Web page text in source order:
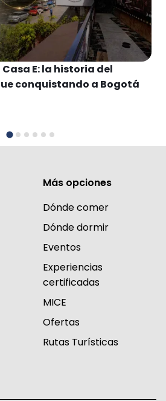
E: la historia del
conquistando a Bogotá
Más opciones
Dónde comer
Dónde dormir
Eventos
Experiencias
certificadas
MICE
Ofertas
Rutas Turísticas